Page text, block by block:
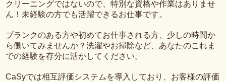
クリーニングではないので、特別な資格や作業はありませ
ん！未経験の方でも活躍できるお仕事です。
ブランクのある方や初めてお仕事される方、少しの時間か
ら働いてみませんか？洗濯やお掃除など、あなたのこれま
での経験を存分に活かしてください。
CaSyでは相互評価システムを導入しており、お客様の評価